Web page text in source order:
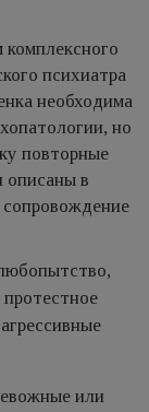
психиатра
необходима
но
повторные
описаны в
сопровождение
протестное
или